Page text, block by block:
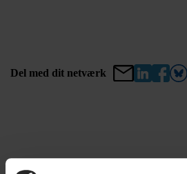
Del med dit netværk